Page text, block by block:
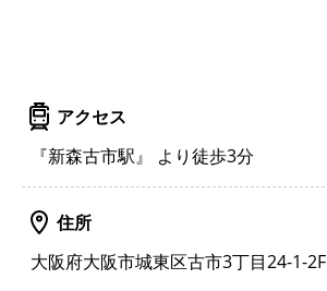
アクセス
『新森古市駅』 より徒歩3分
住所
大阪府大阪市城東区古市3丁目24-1-2F